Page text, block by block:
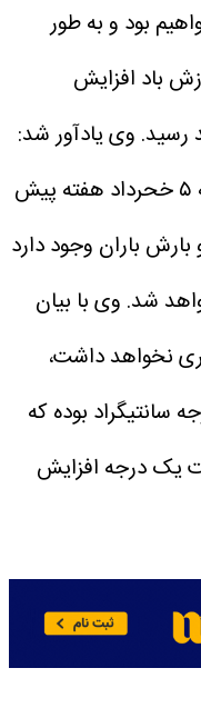
بود و به طور
باد افزایش
رسید. وی یادآور شد:
روزهای یکشنبه ۳ خرداد و سه شنبه ۵ خحرداد هفته پیش
بارش باران وجود دارد
شد. وی با بیان
نخواهد داشت،
شهر زنجان اکنون ۱۶ درجه سانتیگراد بوده که
یک درجه افزایش